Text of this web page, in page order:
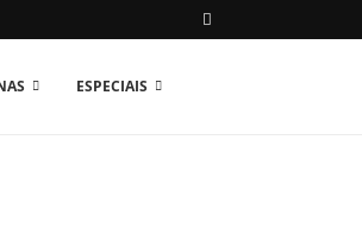
ESPECIAIS